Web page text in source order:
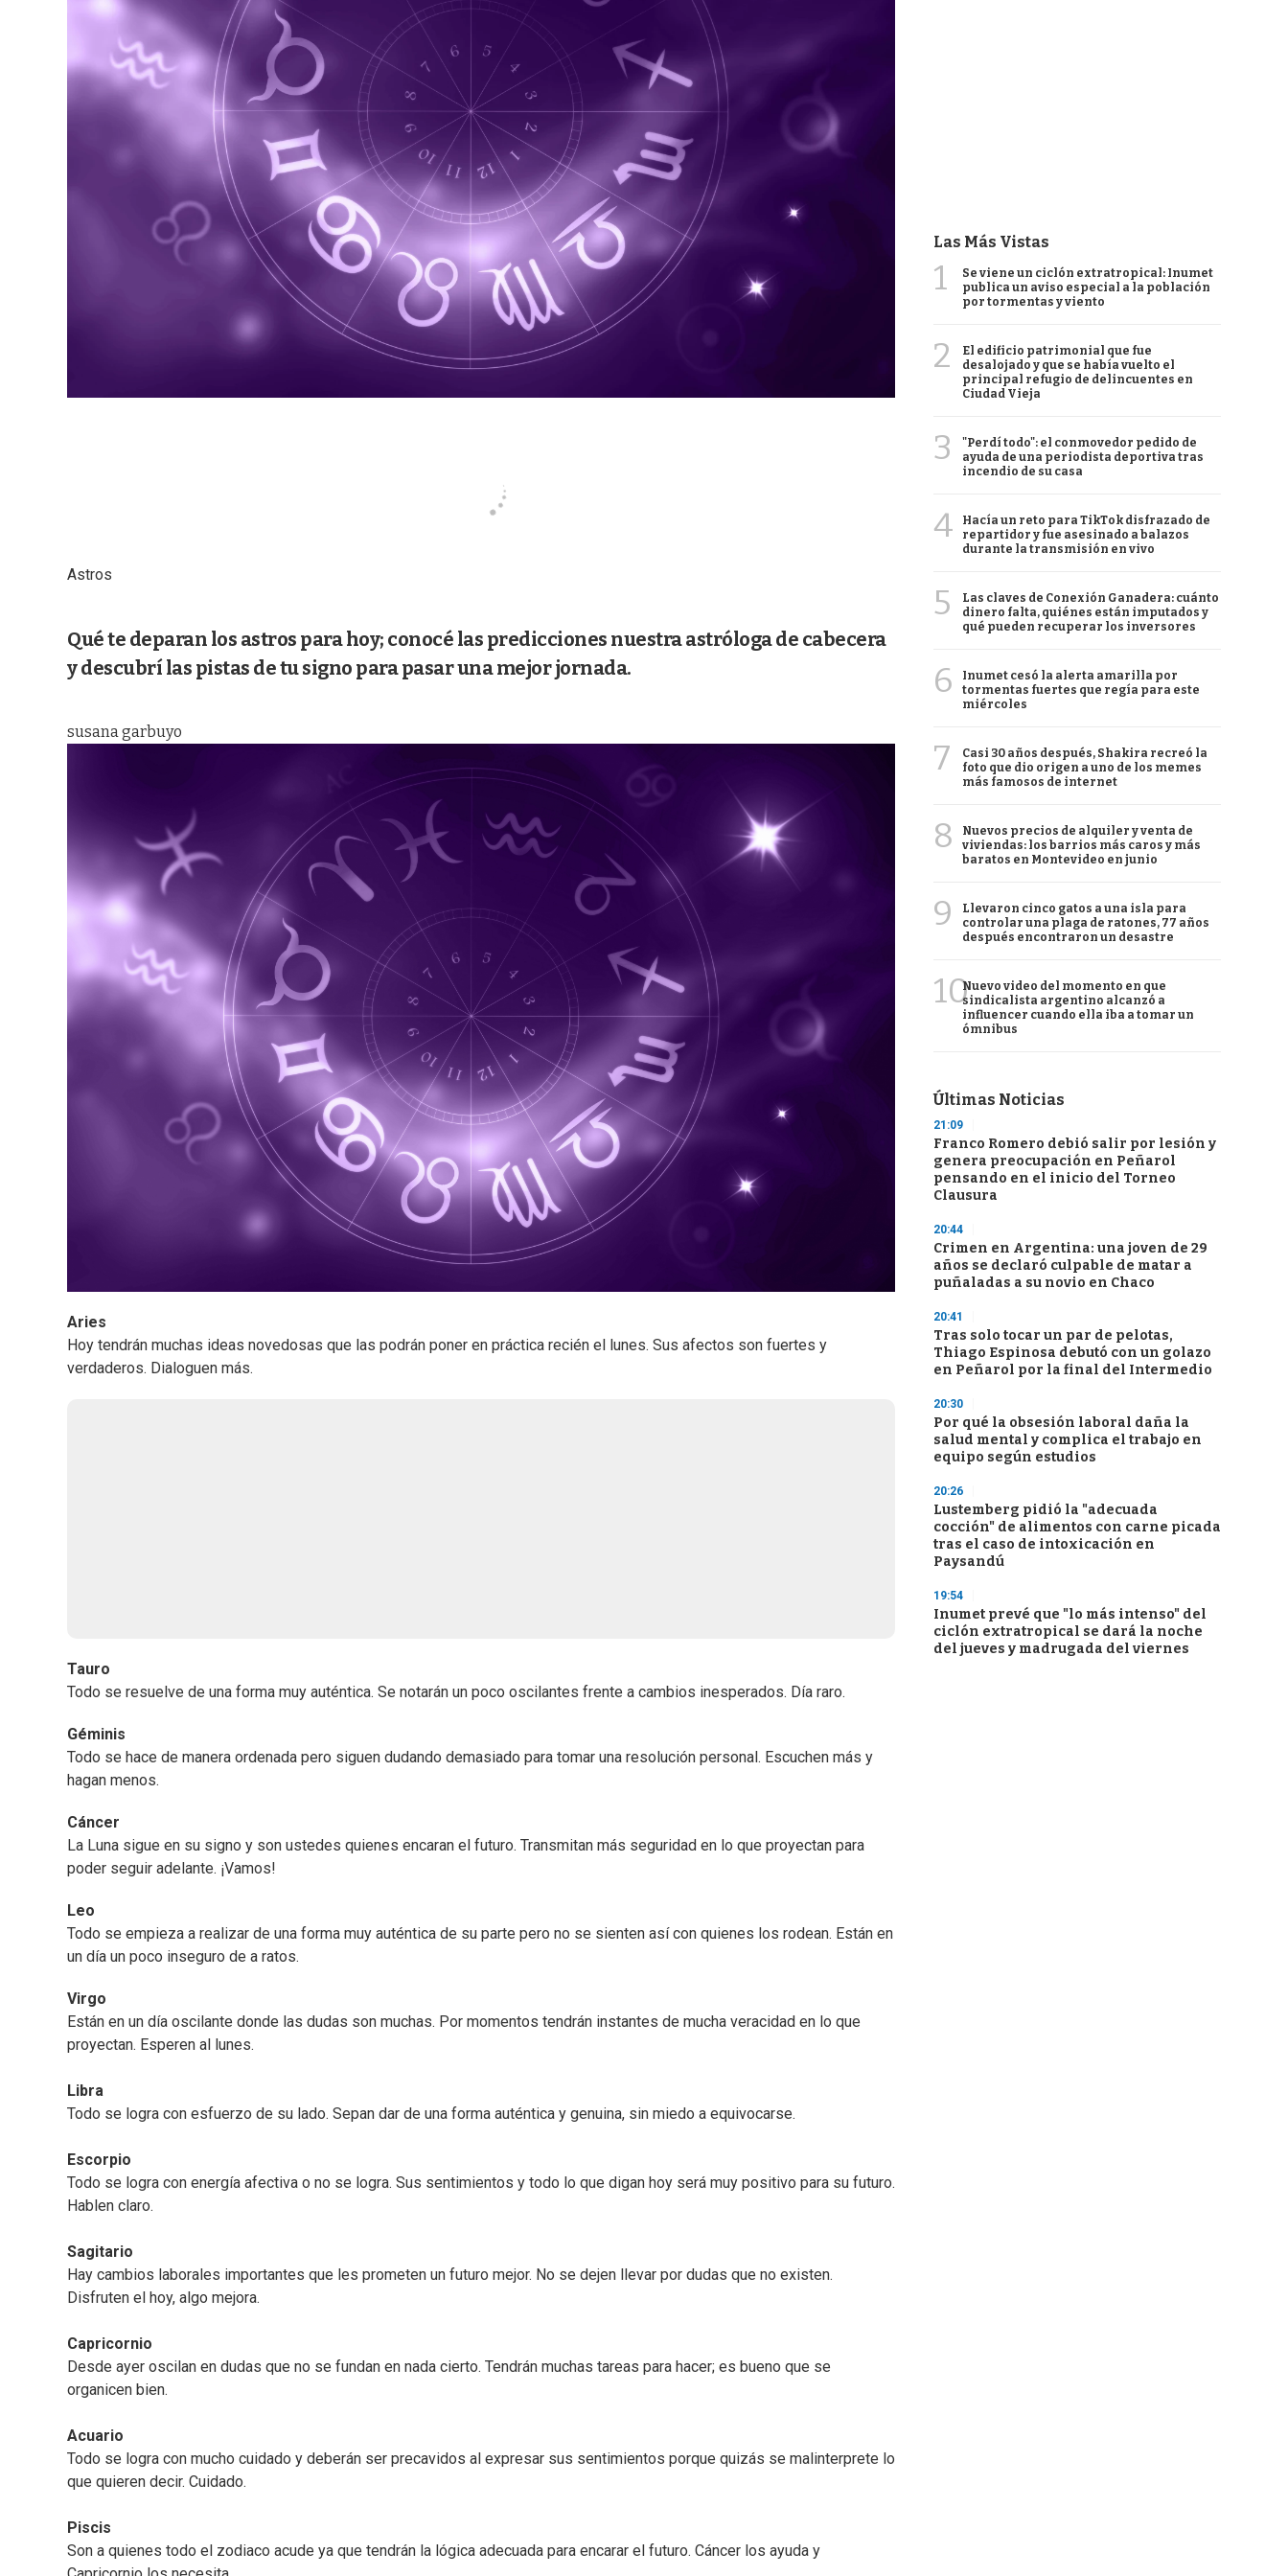
Astros
Qué te deparan los astros para hoy; conocé las predicciones nuestra astróloga de cabecera
y descubrí las pistas de tu signo para pasar una mejor jornada.
susana garbuyo
Aries
Hoy tendrán muchas ideas novedosas que las podrán poner en práctica recién el lunes. Sus afectos son fuertes y
verdaderos. Dialoguen más.
Tauro
Todo se resuelve de una forma muy auténtica. Se notarán un poco oscilantes frente a cambios inesperados. Día raro.
Géminis
Todo se hace de manera ordenada pero siguen dudando demasiado para tomar una resolución personal. Escuchen más y
hagan menos.
Cáncer
La Luna sigue en su signo y son ustedes quienes encaran el futuro. Transmitan más seguridad en lo que proyectan para
poder seguir adelante. ¡Vamos!
Leo
Todo se empieza a realizar de una forma muy auténtica de su parte pero no se sienten así con quienes los rodean. Están en
un día un poco inseguro de a ratos.
Virgo
Están en un día oscilante donde las dudas son muchas. Por momentos tendrán instantes de mucha veracidad en lo que
proyectan. Esperen al lunes.
Libra
Todo se logra con esfuerzo de su lado. Sepan dar de una forma auténtica y genuina, sin miedo a equivocarse.
Escorpio
Todo se logra con energía afectiva o no se logra. Sus sentimientos y todo lo que digan hoy será muy positivo para su futuro.
Hablen claro.
Sagitario
Hay cambios laborales importantes que les prometen un futuro mejor. No se dejen llevar por dudas que no existen.
Disfruten el hoy, algo mejora.
Capricornio
Desde ayer oscilan en dudas que no se fundan en nada cierto. Tendrán muchas tareas para hacer; es bueno que se
organicen bien.
Acuario
Todo se logra con mucho cuidado y deberán ser precavidos al expresar sus sentimientos porque quizás se malinterprete lo
que quieren decir. Cuidado.
Piscis
Son a quienes todo el zodiaco acude ya que tendrán la lógica adecuada para encarar el futuro. Cáncer los ayuda y
Las Más Vistas
1
Se viene un ciclón extratropical: Inumet
publica un aviso especial a la población
por tormentas y viento
2
El edificio patrimonial que fue
desalojado y que se había vuelto el
principal refugio de delincuentes en
Ciudad Vieja
3
"Perdí todo": el conmovedor pedido de
ayuda de una periodista deportiva tras
incendio de su casa
4
Hacía un reto para TikTok disfrazado de
repartidor y fue asesinado a balazos
durante la transmisión en vivo
5
Las claves de Conexión Ganadera: cuánto
dinero falta, quiénes están imputados y
qué pueden recuperar los inversores
6
Inumet cesó la alerta amarilla por
tormentas fuertes que regía para este
miércoles
7
Casi 30 años después, Shakira recreó la
foto que dio origen a uno de los memes
más famosos de internet
8
Nuevos precios de alquiler y venta de
viviendas: los barrios más caros y más
baratos en Montevideo en junio
9
Llevaron cinco gatos a una isla para
controlar una plaga de ratones, 77 años
después encontraron un desastre
10Nuevo video del momento en que
sindicalista argentino alcanzó a
influencer cuando ella iba a tomar un
ómnibus
Últimas Noticias
21:09
Franco Romero debió salir por lesión y
genera preocupación en Peñarol
pensando en el inicio del Torneo
Clausura
20:44
Crimen en Argentina: una joven de 29
años se declaró culpable de matar a
puñaladas a su novio en Chaco
20:41
Tras solo tocar un par de pelotas,
Thiago Espinosa debutó con un golazo
en Peñarol por la final del Intermedio
20:30
Por qué la obsesión laboral daña la
salud mental y complica el trabajo en
equipo según estudios
20:26
Lustemberg pidió la "adecuada
cocción" de alimentos con carne picada
tras el caso de intoxicación en
Paysandú
19:54
Inumet prevé que "lo más intenso" del
ciclón extratropical se dará la noche
del jueves y madrugada del viernes